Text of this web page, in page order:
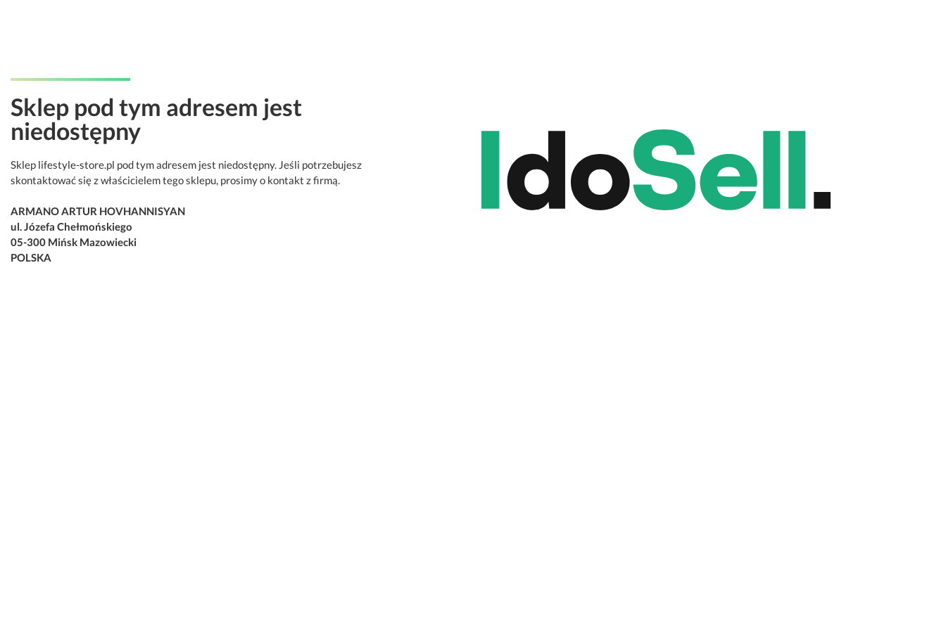
Sklep pod tym adresem jest
niedostępny
Sklep lifestyle-store.pl pod tym adresem jest niedostępny. Jeśli potrzebujesz
skontaktować się z właścicielem tego sklepu, prosimy o kontakt z firmą.
ARMANO ARTUR HOVHANNISYAN
ul. Józefa Chełmońskiego
05-300 Mińsk Mazowiecki
POLSKA